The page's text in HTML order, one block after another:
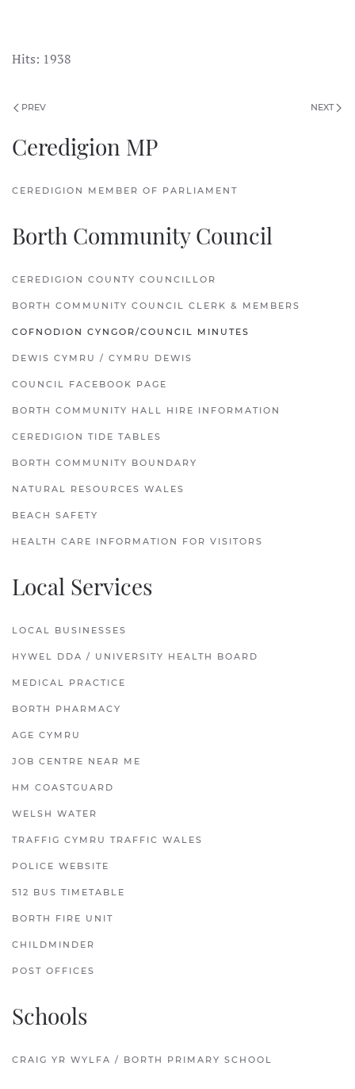
Hits: 1938
PREV NEXT
Ceredigion MP
CEREDIGION MEMBER OF PARLIAMENT
Borth Community Council
CEREDIGION COUNTY COUNCILLOR
BORTH COMMUNITY COUNCIL CLERK & MEMBERS
COFNODION CYNGOR/COUNCIL MINUTES
DEWIS CYMRU / CYMRU DEWIS
COUNCIL FACEBOOK PAGE
BORTH COMMUNITY HALL HIRE INFORMATION
CEREDIGION TIDE TABLES
BORTH COMMUNITY BOUNDARY
NATURAL RESOURCES WALES
BEACH SAFETY
HEALTH CARE INFORMATION FOR VISITORS
Local Services
LOCAL BUSINESSES
HYWEL DDA / UNIVERSITY HEALTH BOARD
MEDICAL PRACTICE
BORTH PHARMACY
AGE CYMRU
JOB CENTRE NEAR ME
HM COASTGUARD
WELSH WATER
TRAFFIG CYMRU TRAFFIC WALES
POLICE WEBSITE
512 BUS TIMETABLE
BORTH FIRE UNIT
CHILDMINDER
POST OFFICES
Schools
CRAIG YR WYLFA / BORTH PRIMARY SCHOOL